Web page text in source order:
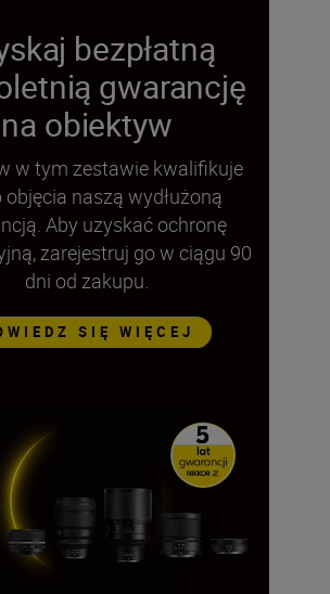
bezpłatną
gwarancję
na obiektyw
w tym zestawie kwalifikuje
objęcia naszą wydłużoną
Aby uzyskać ochronę
zarejestruj go w ciągu 90
dni od zakupu.
SIĘ WIĘCEJ